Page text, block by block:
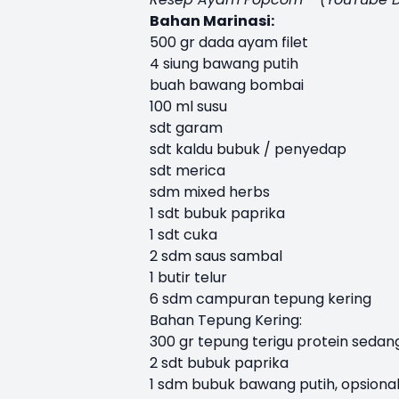
Bahan Marinasi:
500 gr dada ayam filet
4 siung bawang putih
buah bawang bombai
100 ml susu
sdt garam
sdt kaldu bubuk / penyedap
sdt merica
sdm mixed herbs
1 sdt bubuk paprika
1 sdt cuka
2 sdm saus sambal
1 butir telur
6 sdm campuran tepung kering
Bahan Tepung Kering:
300 gr tepung terigu protein
2 sdt bubuk paprika
1 sdm bubuk bawang putih, opsional